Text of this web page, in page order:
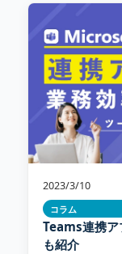
2023/3/10
コラム
Teams連携ア
も紹介